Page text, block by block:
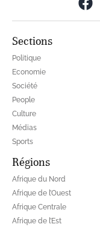
Sections
Politique
Economie
Société
People
Culture
Médias
Sports
Régions
Afrique du Nord
Afrique de l’Ouest
Afrique Centrale
Afrique de l’Est